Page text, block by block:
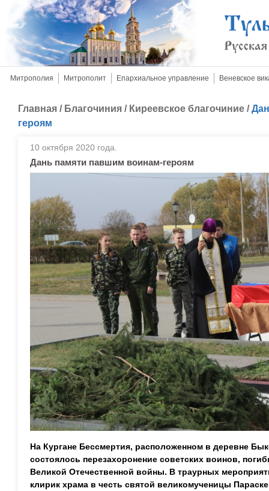
Митрополия Митрополит Епархиальное управление Веневское
Главная / Благочиния / Киреевское благочиние /
героям
10 октября 2020 года.
Дань памяти павшим воинам-героям
На Кургане Бессмертия, расположенном в деревне
состоялось перезахоронение советских воинов,
Великой Отечественной войны. В траурных
клирик храма в честь святой великомученицы